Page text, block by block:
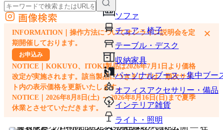
ソファ
チェア・椅子
テーブル・デスク
収納家具
パーソナルブース・集中ブー
オフィスアクセサリー・備品
インテリア雑貨
ライト・照明
外部サイトの商品をカートに追加
他のサイトで見つけた商品ページのURLを貼り付けて、カートに追加できます
画像検索
INFORMATION｜操作方法についてオンライン説明会を定
期開催しております。
お申込み
NOTICE｜KOKUYO、ITOKI製品は2026年7月1日より価格
改定が実施されます。該当製品につきましては、順次サイ
ト内の表示価格を更新いたします。
NOTICE｜2026年8月8日(土) ～ 2026年8月16日(日)まで夏季
休業とさせていただきます。
×